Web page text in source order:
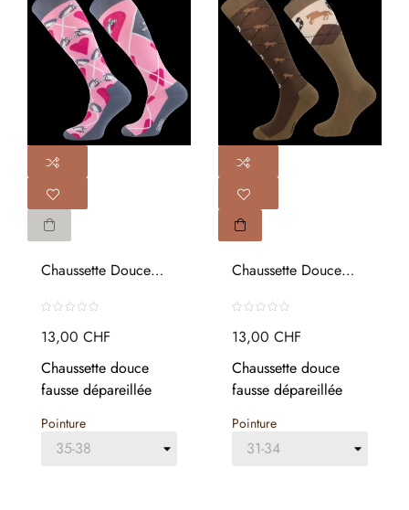
Chaussette Douce
13,00 CHF
Chaussette douce
fausse dépareillée
Pointure
Chaussette Douce
13,00 CHF
Chaussette douce
fausse dépareillée
Pointure